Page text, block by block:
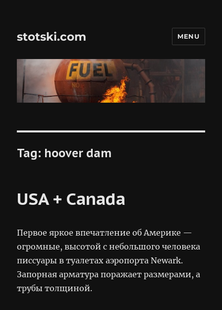
stotski.com MENU
Tag: hoover dam
USA + Canada
Первое яркое впечатление об Америке —
огромные, высотой с небольшого человека
писсуары в туалетах аэропорта Newark.
Запорная арматура поражает размерами, а
трубы толщиной.